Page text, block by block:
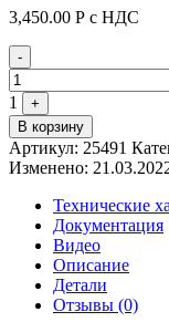
3,450.00 Р с НДС
Quantity
-
1
+
В корзину
Артикул: 25491
Изменено:
Технические
Документация
Видео
Описание
Детали
Отзывы (0)